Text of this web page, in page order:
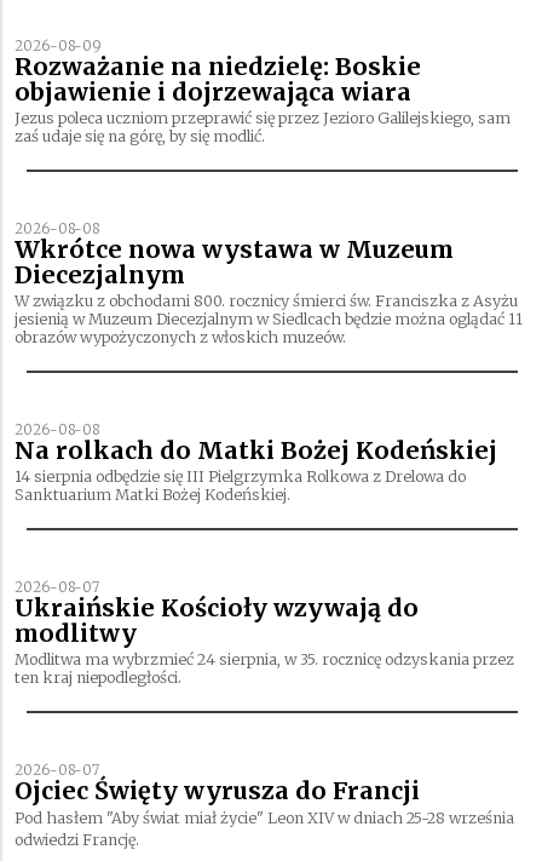
2026-08-09
Rozważanie na niedzielę: Boskie
objawienie i dojrzewająca wiara
Jezus poleca uczniom przeprawić się przez Jezioro Galilejskiego, sam
zaś udaje się na górę, by się modlić.
2026-08-08
Wkrótce nowa wystawa w Muzeum
Diecezjalnym
W związku z obchodami 800. rocznicy śmierci św. Franciszka z Asyżu
jesienią w Muzeum Diecezjalnym w Siedlcach będzie można oglądać 11
obrazów wypożyczonych z włoskich muzeów.
2026-08-08
Na rolkach do Matki Bożej Kodeńskiej
14 sierpnia odbędzie się III Pielgrzymka Rolkowa z Drelowa do
Sanktuarium Matki Bożej Kodeńskiej.
2026-08-07
Ukraińskie Kościoły wzywają do
modlitwy
Modlitwa ma wybrzmieć 24 sierpnia, w 35. rocznicę odzyskania przez
ten kraj niepodległości.
2026-08-07
Ojciec Święty wyrusza do Francji
Pod hasłem "Aby świat miał życie" Leon XIV w dniach 25-28 września
odwiedzi Francję.